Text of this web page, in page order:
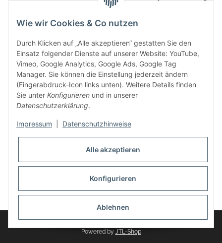
ein Car Cover anzubieten - passgenau und individuell.
weitere Produkte, wie Reifenschuhe, Hardtopständer hinzu.
sind mit hochwertigen Techniken und Materialien gefertigt.
dasMOBILWERK® ist seit der Gründung ein
Familienunternehmen, welches sich seit 2010 auf
Wachstumskurs befindet. Hier haben Sie zu den üblichen
Geschäftszeiten immer einen persönlichen Ansprechpartner,
sofern Sie Fragen rund um die Produkte von dasMOBILWERK
* Alle Preise inkl. gesetzlicher USt., zzgl.Versand
Powered by JTL-Shop
Wie wir Cookies & Co nutzen
Durch Klicken auf „Alle akzeptieren“ gestatten Sie den
Einsatz folgender Dienste auf unserer Website: YouTube,
Vimeo, Google Analytics, Google Ads, Google Tag
Manager. Sie können die Einstellung jederzeit ändern
(Fingerabdruck-Icon links unten). Weitere Details finden
Sie unter Konfigurieren und in unserer
Datenschutzerklärung.
Impressum Datenschutzhinweise
Alle akzeptieren
Konfigurieren
Ablehnen